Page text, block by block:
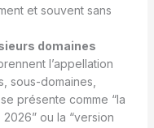
et souvent sans
domaines
l’appellation
sous-domaines,
présente comme “la
ou la “version